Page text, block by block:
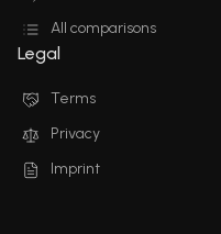
All comparisons
Legal
Terms
Privacy
Imprint